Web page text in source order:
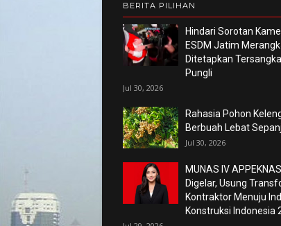
BERITA PILIHAN
Hindari Sorotan
ESDM Jatim
Ditetapkan
Pungli
Jul 30, 2026
Rahasia Pohon
Berbuah Lebat
Jul 30, 2026
MUNAS IV
Digelar, Usung
Kontraktor Menuju
Konstruksi Indonesia